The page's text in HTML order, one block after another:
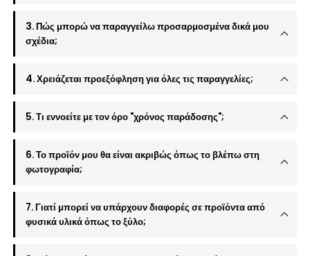
3. Πώς μπορώ να παραγγείλω προσαρμοσμένα δικά μου
σχέδια;
4. Χρειάζεται προεξόφληση για όλες τις παραγγελίες;
5. Τι εννοείτε με τον όρο "χρόνος παράδοσης";
6. Το προϊόν μου θα είναι ακριβώς όπως το βλέπω στη
φωτογραφία;
7. Γιατί μπορεί να υπάρχουν διαφορές σε προϊόντα από
φυσικά υλικά όπως το ξύλο;